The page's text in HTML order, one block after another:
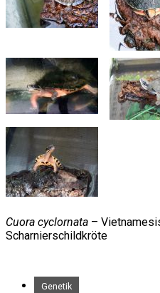
Cuora cyclornata –
Scharnierschildkröte
Genetik